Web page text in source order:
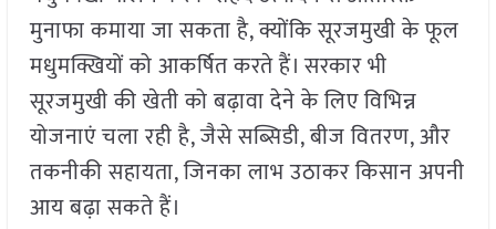
मुनाफा कमाया जा सकता है, क्योंकि सूरजमुखी के फूल
मधुमक्खियों को आकर्षित करते हैं। सरकार भी
सूरजमुखी की खेती को बढ़ावा देने के लिए विभिन्न
योजनाएं चला रही है, जैसे सब्सिडी, बीज वितरण, और
तकनीकी सहायता, जिनका लाभ उठाकर किसान अपनी
आय बढ़ा सकते हैं।